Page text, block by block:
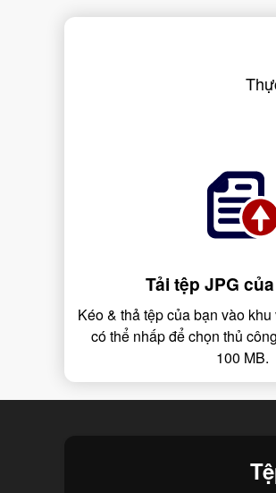
Tải tệp JPG
Kéo & thả tệp của bạn vào
có thể nhấp để chọn thủ
100 MB.